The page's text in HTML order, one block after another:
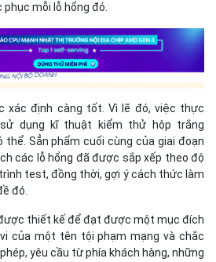
mỗi lỗ hổng đó.
xác định càng tốt. Vì lẽ đó, việc thực
dụng kĩ thuật kiểm thử hộp trắng
Sẳn phẩm cuối cùng của giai đoạn
các lỗ hổng đã được sắp xếp theo độ
test, đồng thời, gợi ý cách thức làm
đó.
thiết kế để đạt được một mục đích
của một tên tội phạm mạng và chắc
yêu cầu từ phía khách hàng, những